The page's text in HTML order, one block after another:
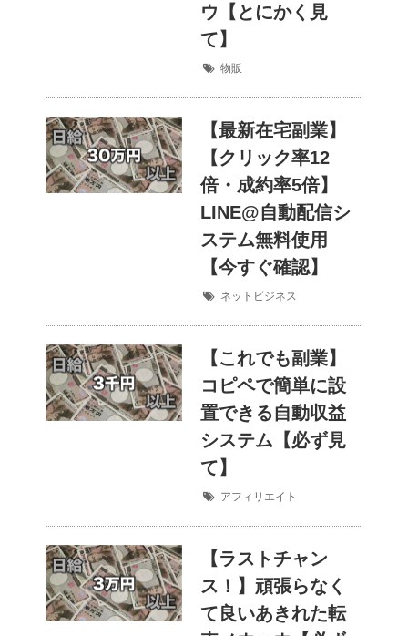
ウ【とにかく見
て】
物販
【最新在宅副業】
【クリック率12
倍・成約率5倍】
LINE@自動配信シ
ステム無料使用
【今すぐ確認】
ネットビジネス
【これでも副業】
コピペで簡単に設
置できる自動収益
システム【必ず見
て】
アフィリエイト
【ラストチャン
ス！】頑張らなく
て良いあきれた転